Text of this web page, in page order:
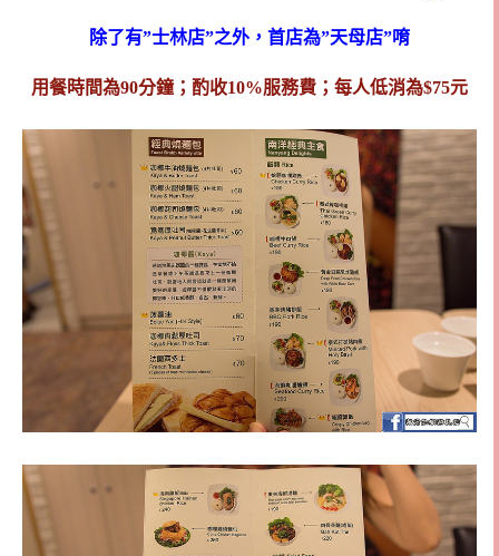
除了有”士林店”之外，首店為”天母店”唷
用餐時間為90分鐘；酌收10%服務費；每人低消為$75元